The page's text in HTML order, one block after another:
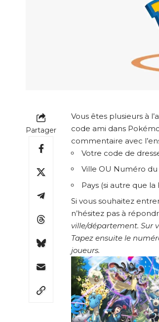
Partager
Vous êtes plusieurs à
code ami dans
commentaire avec
Votre code de
Ville OU Numéro
Pays (si autre que
Si vous souhaitez
n’hésitez pas à
ville/département. Sur
Tapez ensuite le
joueurs.